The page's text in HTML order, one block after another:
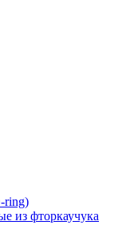
ring)
из фторкаучука